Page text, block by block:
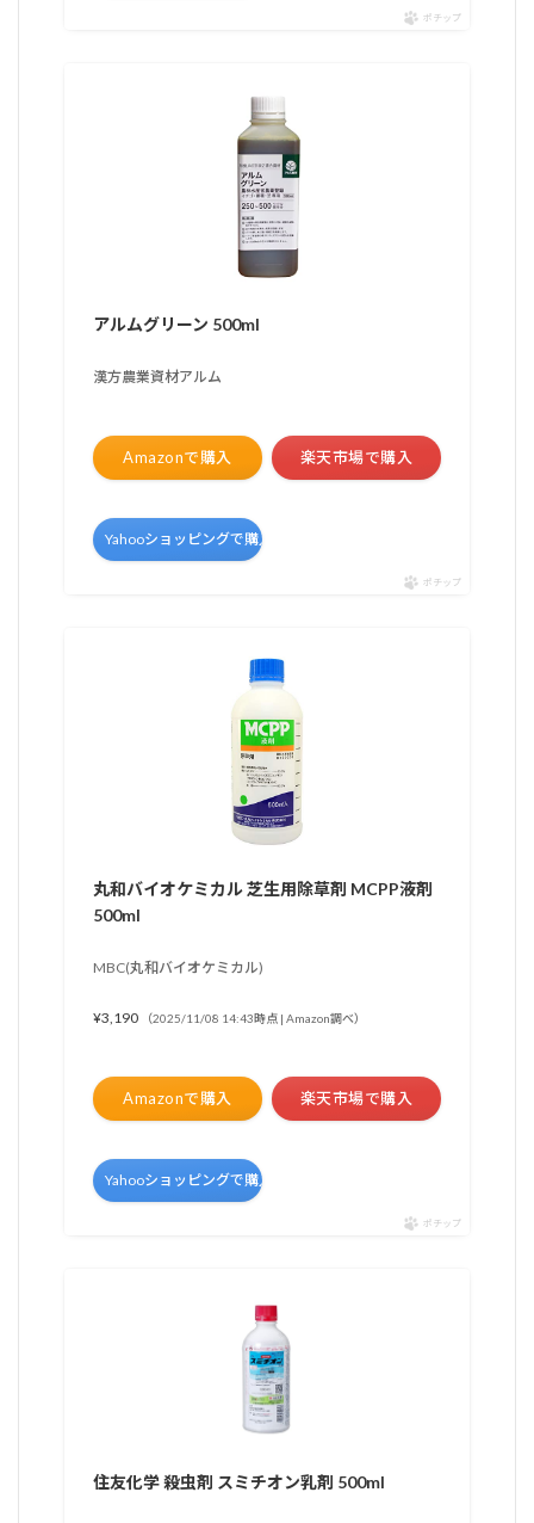
ポチップ
アルムグリーン 500ml
漢方農業資材アルム
Amazonで購入 楽天市場で購入
Yahooショッピングで購入
ポチップ
丸和バイオケミカル 芝生用除草剤 MCPP液剤
500ml
MBC(丸和バイオケミカル)
¥3,190 （2025/11/08 14:43時点 | Amazon調べ）
Amazonで購入 楽天市場で購入
Yahooショッピングで購入
ポチップ
住友化学 殺虫剤 スミチオン乳剤 500ml